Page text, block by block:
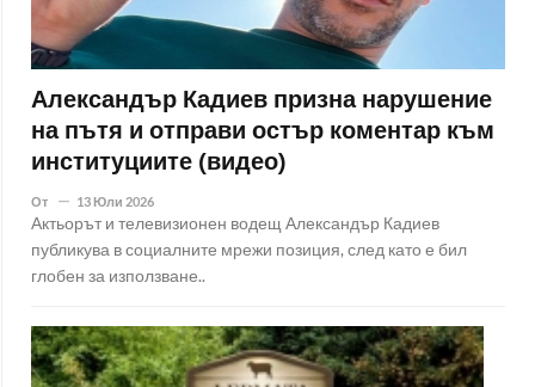
Александър Кадиев призна нарушение
на пътя и отправи остър коментар към
институциите (видео)
От 13 Юли 2026
Актьорът и телевизионен водещ Александър Кадиев
публикува в социалните мрежи позиция, след като е бил
глобен за използване..